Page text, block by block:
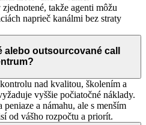
takže agenti môžu
naprieč kanálmi bez straty
alebo outsourcované call
nad kvalitou, školením a
vyššie počiatočné náklady.
peniaze a námahu, ale s menším
od vášho rozpočtu a priorít.